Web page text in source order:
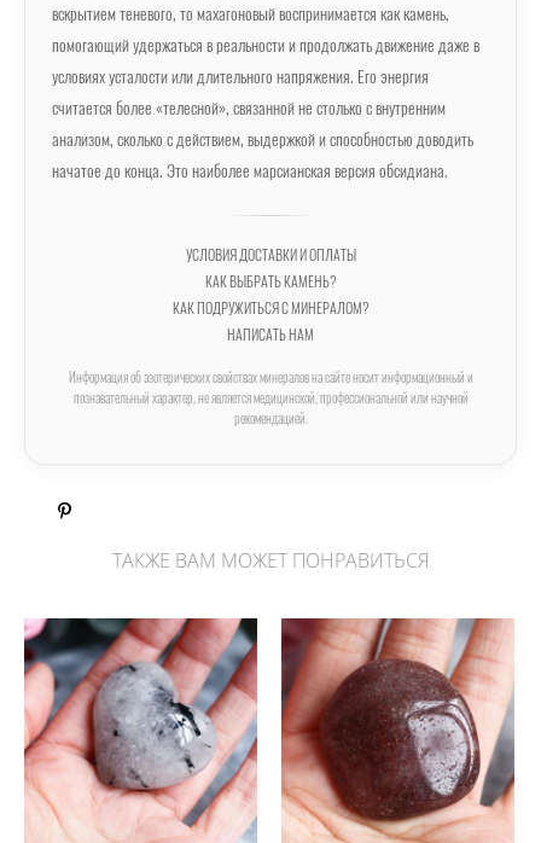
вскрытием теневого, то махагоновый воспринимается как камень,
помогающий удержаться в реальности и продолжать движение даже в
условиях усталости или длительного напряжения. Его энергия
считается более «телесной», связанной не столько с внутренним
анализом, сколько с действием, выдержкой и способностью доводить
начатое до конца. Это наиболее марсианская версия обсидиана.
УСЛОВИЯ ДОСТАВКИ И ОПЛАТЫ
КАК ВЫБРАТЬ КАМЕНЬ?
КАК ПОДРУЖИТЬСЯ С МИНЕРАЛОМ?
НАПИСАТЬ НАМ
Информация об эзотерических свойствах минералов на сайте носит информационный и
познавательный характер, не является медицинской, профессиональной или научной
рекомендацией.
ТАКЖЕ ВАМ МОЖЕТ ПОНРАВИТЬСЯ